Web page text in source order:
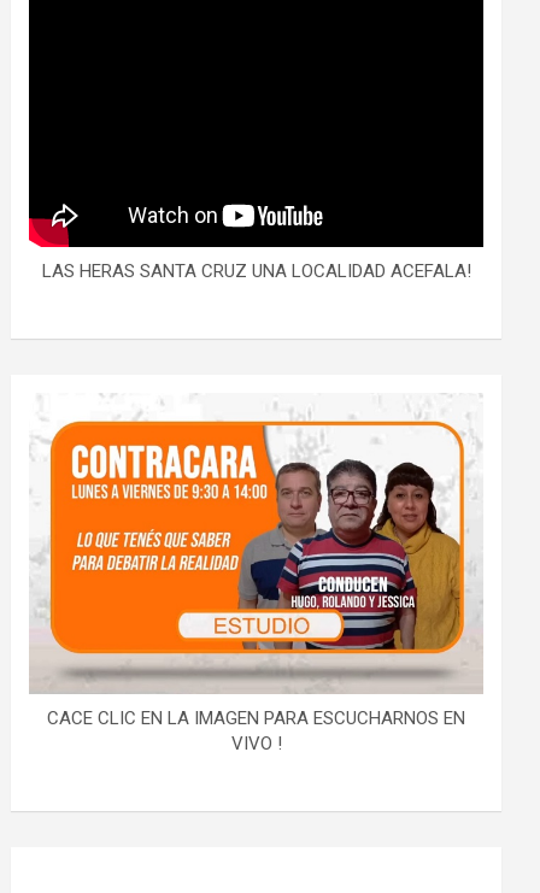
LAS HERAS SANTA CRUZ UNA LOCALIDAD ACEFALA!
CACE CLIC EN LA IMAGEN PARA ESCUCHARNOS EN
VIVO !